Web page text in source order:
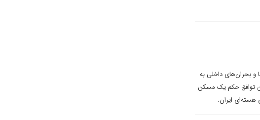
و بحران‌های داخلی به
این توافق حکم یک مسکن
هسته‌ای ایران.